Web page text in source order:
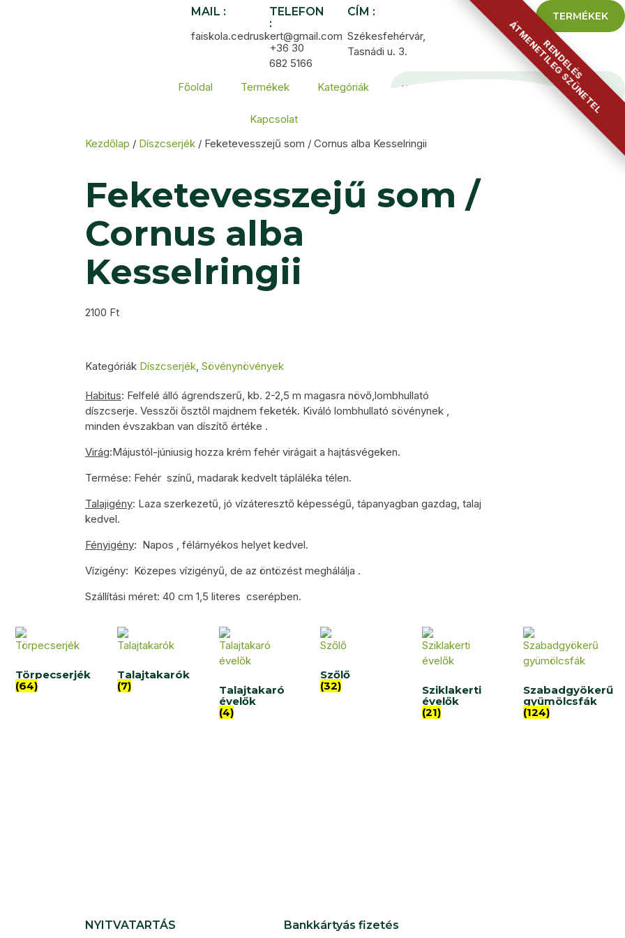
RENDELÉS
ÁTMENETILEG SZÜNETEL
MAIL :
faiskola.cedruskert@gmail.com
TELEFON
:
+36 30
682 5166
CÍM :
Székesfehérvár,
Tasnádi u. 3.
TERMÉKEK
Főoldal Termékek Kategóriák
Kapcsolat
Kezdőlap / Díszcserjék / Feketevesszejű som / Cornus alba Kesselringii
Feketevesszejű som /
Cornus alba
Kesselringii
2100 Ft
Kategóriák Díszcserjék, Sövénynövények
Habitus: Felfelé álló ágrendszerű, kb. 2-2,5 m magasra növő,lombhullató
díszcserje. Vesszői ősztől majdnem feketék. Kiváló lombhullató sövénynek ,
minden évszakban van díszítő értéke .
Virág:Májustól-júniusig hozza krém fehér virágait a hajtásvégeken.
Termése: Fehér színű, madarak kedvelt tápláléka télen.
Talajigény: Laza szerkezetű, jó vízáteresztő képességű, tápanyagban gazdag, talaj
kedvel.
Fényigény: Napos , félárnyékos helyet kedvel.
Vízigény: Közepes vízigényű, de az öntözést meghálálja .
Szállítási méret: 40 cm 1,5 literes cserépben.
Törpecserjék
(64)
Talajtakarók
(7)
Talajtakaró
évelők
(4)
Szőlő
(32)
Sziklakerti
évelők
(21)
Szabadgyökerű
gyümölcsfák
(124)
NYITVATARTÁS Bankkártyás fizetés